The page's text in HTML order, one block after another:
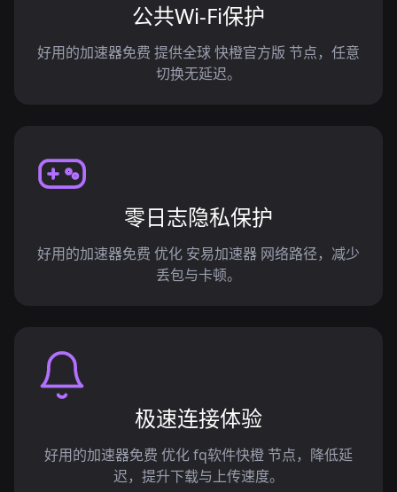
公共Wi-Fi保护
好用的加速器免费 提供全球 快橙官方版 节点，任意
切换无延迟。
零日志隐私保护
好用的加速器免费 优化 安易加速器 网络路径，减少
丢包与卡顿。
极速连接体验
好用的加速器免费 优化 fq软件快橙 节点，降低延
迟，提升下载与上传速度。